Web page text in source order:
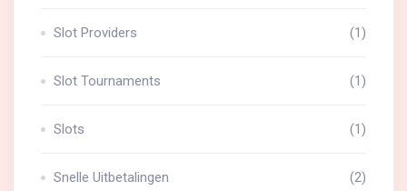
Slot Providers (1)
Slot Tournaments (1)
Slots (1)
Snelle Uitbetalingen (2)